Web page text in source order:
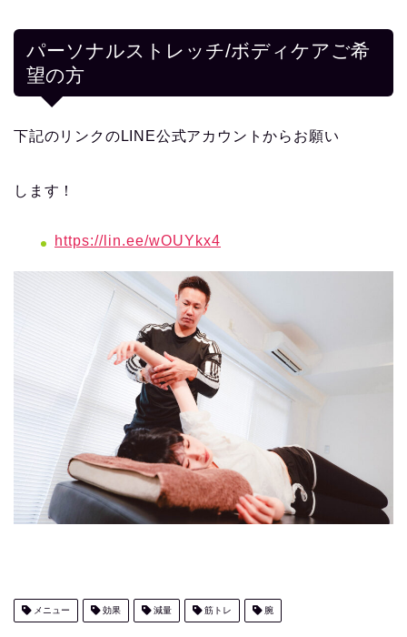
パーソナルストレッチ/ボディケアご希
望の方
下記のリンクのLINE公式アカウントからお願い
します！
https://lin.ee/wOUYkx4
メニュー 効果 減量 筋トレ 腕